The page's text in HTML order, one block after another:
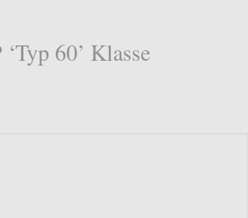
‘Typ 60’ Klasse